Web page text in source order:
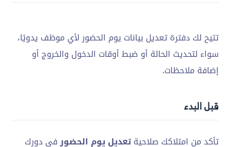
تتيح لكدفترة تعديل بيانات يوم الحضور لأي موظف يدويًا،
سواء لتحديث الحالة أو ضبطأوقات الدخول والخروج أو
إضافة ملاحظات.
قبل البدء
تأكد من امتلاكك صلاحيةتعديل يوم الحضورفيدورك